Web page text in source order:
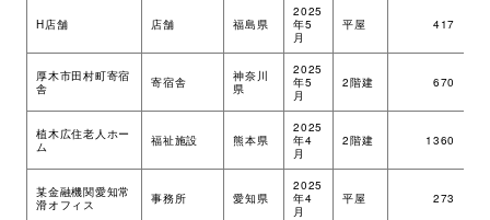
H店舗 店舗 福島県
2025
年5
月
平屋 417
厚木市田村町寄宿
舎
寄宿舎
神奈川
県
2025
年5
月
2階建 670
植木広住老人ホー
ム
福祉施設 熊本県
2025
年4
月
2階建 1360
某金融機関愛知常
滑オフィス
事務所 愛知県
2025
年4
月
平屋 273